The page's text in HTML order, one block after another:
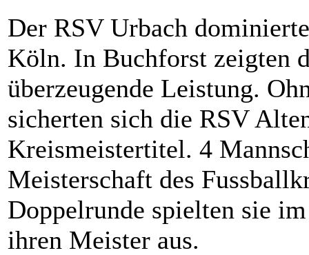
Der RSV Urbach
Köln. In Buchforst zeigten
überzeugende Leistung.
sicherten sich die RSV
Kreismeistertitel. 4
Meisterschaft des
Doppelrunde spielten sie
ihren Meister aus.